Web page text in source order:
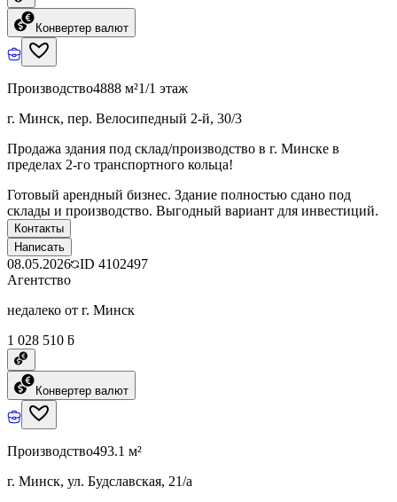
Конвертер валют
Производство4888 м²1/1 этаж
г. Минск, пер. Велосипедный 2-й, 30/3
Продажа здания под склад/производство в г. Минске в
пределах 2-го транспортного кольца!
Готовый арендный бизнес. Здание полностью сдано под
склады и производство. Выгодный вариант для инвестиций.
Контакты
Написать
08.05.2026 ID 4102497
Агентство
недалеко от г. Минск
1 028 510 ƃ
Конвертер валют
Производство493.1 м²
г. Минск, ул. Будславская, 21/а